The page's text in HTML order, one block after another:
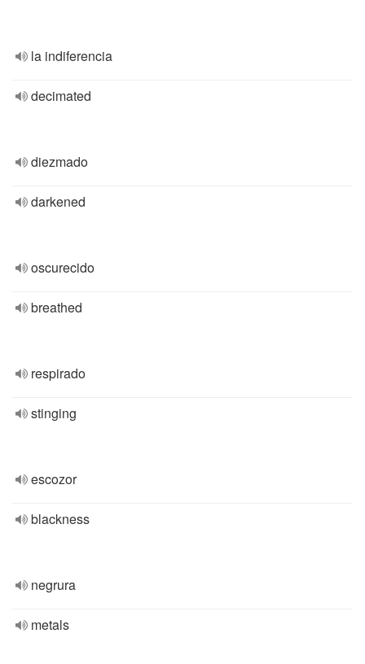
la indiferencia
decimated
diezmado
darkened
oscurecido
breathed
respirado
stinging
escozor
blackness
negrura
metals